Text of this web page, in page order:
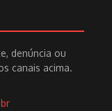
denúncia ou
canais acima.